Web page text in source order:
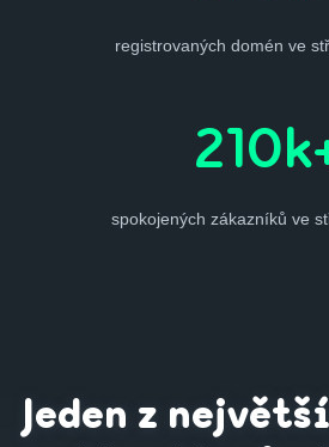
registrovaných domén ve
spokojených zákazníků ve
Jeden z